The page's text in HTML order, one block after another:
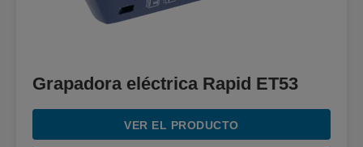
Grapadora eléctrica Rapid ET53
VER EL PRODUCTO